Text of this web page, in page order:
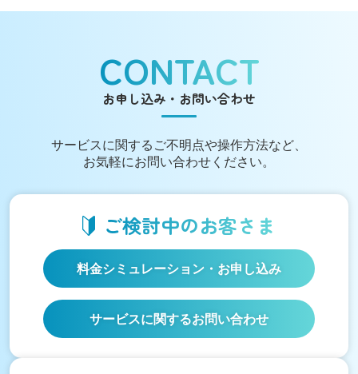
CONTACT
お申し込み・お問い合わせ
サービスに関する ご不明点や操作方法など、
お気軽にお問い合わせください。
ご検討中のお客さま
料金シミュレーション ・お申し込み
サービスに関するお問い合わせ